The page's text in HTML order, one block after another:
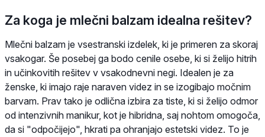
Za koga je mlečni balzam idealna rešitev?
Mlečni balzam je vsestranski izdelek, ki je primeren za skoraj
vsakogar. Še posebej ga bodo cenile osebe, ki si želijo hitrih
in učinkovitih rešitev v vsakodnevni negi. Idealen je za
ženske, ki imajo raje naraven videz in se izogibajo močnim
barvam. Prav tako je odlična izbira za tiste, ki si želijo odmor
od intenzivnih manikur, kot je hibridna, saj nohtom omogoča,
da si "odpočijejo", hkrati pa ohranjajo estetski videz. To je